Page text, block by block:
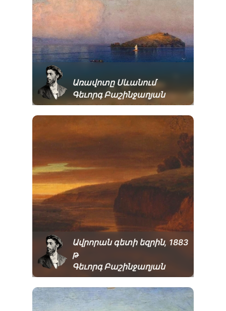
Առավոտը Սևանում
Գեւորգ Բաշինջաղյան
Ավրորան գետի եզրին, 1883
թ
Գեւորգ Բաշինջաղյան